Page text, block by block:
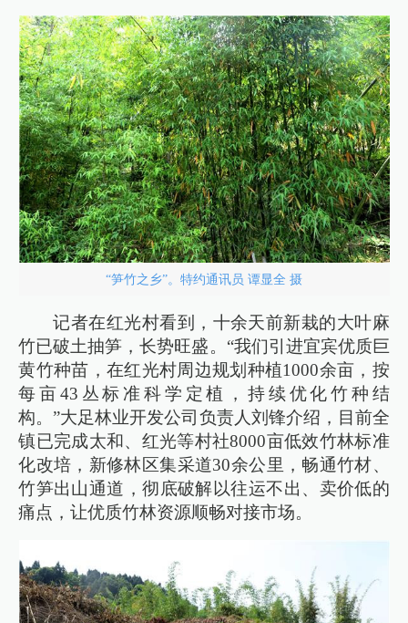
“笋竹之乡”。特约通讯员 谭显全 摄
记者在红光村看到，十余天前新栽的大叶麻
竹已破土抽笋，长势旺盛。“我们引进宜宾优质巨
黄竹种苗，在红光村周边规划种植1000余亩，按
每亩43丛标准科学定植，持续优化竹种结
构。”大足林业开发公司负责人刘锋介绍，目前全
镇已完成太和、红光等村社8000亩低效竹林标准
化改培，新修林区集采道30余公里，畅通竹材、
竹笋出山通道，彻底破解以往运不出、卖价低的
痛点，让优质竹林资源顺畅对接市场。